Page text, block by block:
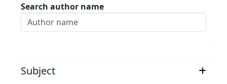
Search author name
Subject